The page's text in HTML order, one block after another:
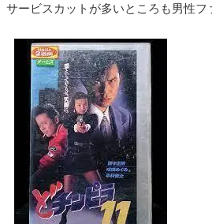
サービスカットが多いところも男性フ